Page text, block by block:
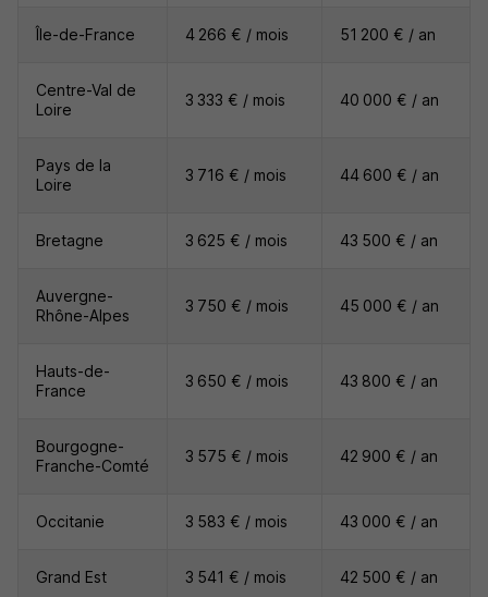
Île-de-France 4 266 € / mois 51 200 € / an
Centre-Val de
Loire
3 333 € / mois 40 000 € / an
Pays de la
Loire
3 716 € / mois 44 600 € / an
Bretagne 3 625 € / mois 43 500 € / an
Auvergne-
Rhône-Alpes
3 750 € / mois 45 000 € / an
Hauts-de-
France
3 650 € / mois 43 800 € / an
Bourgogne-
Franche-Comté
3 575 € / mois 42 900 € / an
Occitanie 3 583 € / mois 43 000 € / an
Grand Est 3 541 € / mois 42 500 € / an